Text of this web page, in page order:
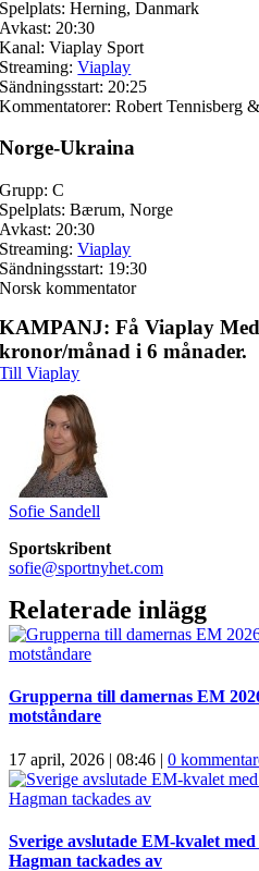
Spelplats: Herning, Danmark
Avkast: 20:30
Kanal: Viaplay Sport
Streaming:Viaplay
Sändningsstart: 20:25
Kommentatorer: Robert Tennisberg
Norge-Ukraina
Grupp: C
Spelplats: Bærum, Norge
Avkast: 20:30
Streaming:Viaplay
Sändningsstart: 19:30
Norsk kommentator
KAMPANJ: Få Viaplay
kronor/månad i 6 månader.
Till Viaplay
Sofie Sandell
Sportskribent
sofie@sportnyhet.com
Relaterade inlägg
Grupperna till damernas EM
motståndare
17 april, 2026 | 08:46 | 0
Sverige avslutade EM-kvalet
Hagman tackades av